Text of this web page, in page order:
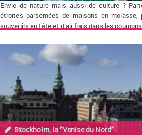
Envie de nature mais aussi de culture ?
étroites parsemées de maisons en molasse,
souvenirs en tête et d’air frais dans les
Stockholm, la "Venise du Nord"